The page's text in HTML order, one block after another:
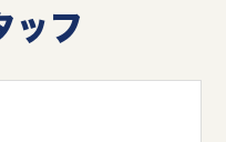
ッフ